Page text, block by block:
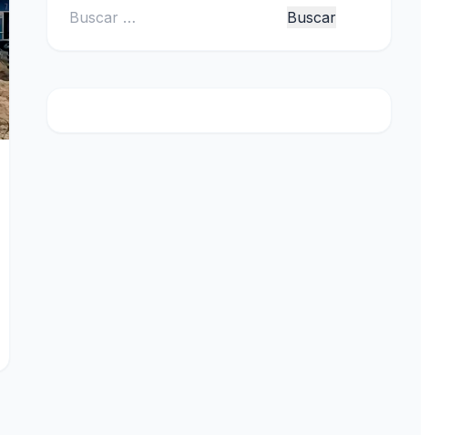
Buscar: